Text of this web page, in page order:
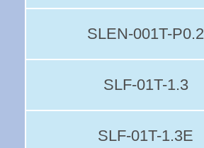
SLEN-001T-P0.2
SLF-01T-1.3
SLF-01T-1.3E